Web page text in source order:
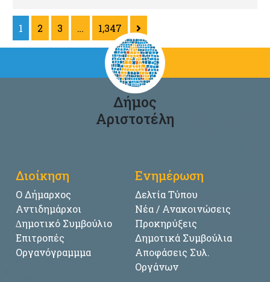
1 2 3 … 1,347
Δήμος
Αριστοτέλη
Διοίκηση
Ο Δήμαρχος
Αντιδημάρχοι
∆ημοτικό Συμβούλιο
Επιτροπές
Οργανόγραμμμα
Ενημέρωση
Δελτία Τύπου
Νέα / Ανακοινώσεις
Προκηρύξεις
Δημοτικά Συμβούλια
Αποφάσεις Συλ.
Οργάνων